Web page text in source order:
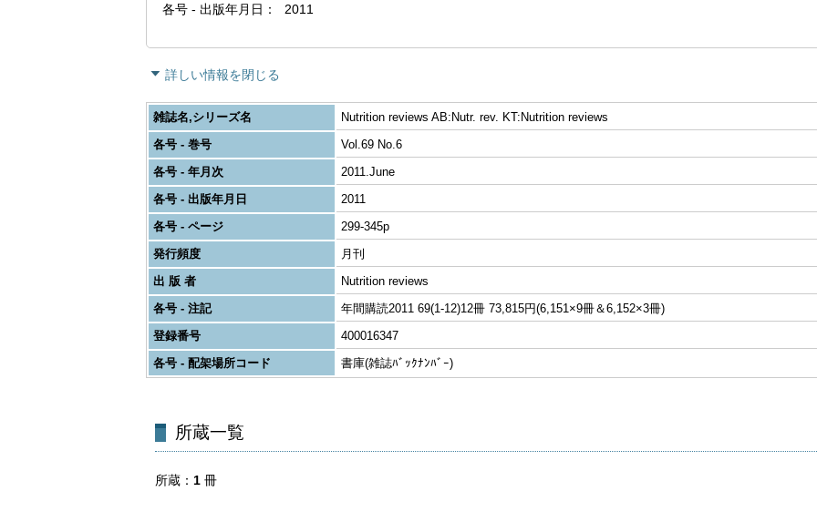
各号 - 出版年月日 2011
詳しい情報を閉じる
雑誌名,シリーズ名
Nutrition reviews AB:Nutr. rev. KT:Nutrition reviews
各号 - 巻号
Vol.69 No.6
各号 - 年月次
2011.June
各号 - 出版年月日
2011
各号 - ページ
299-345p
発行頻度
月刊
出 版 者
Nutrition reviews
各号 - 注記
年間購読2011 69(1-12)12冊 73,815円(6,151×9冊＆6,152×3冊)
登録番号
400016347
各号 - 配架場所コード
書庫(雑誌ﾊﾞｯｸﾅﾝﾊﾞｰ)
所蔵一覧
所蔵 1 冊